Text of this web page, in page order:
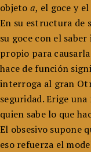
objeto a, el goce y el
En su estructura de
su goce con el
propio para
hace de función
interroga al gran
seguridad. Erige
quien sabe lo que
El obsesivo supone
eso refuerza el